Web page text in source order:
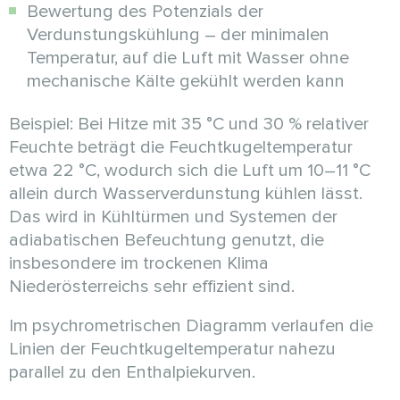
Bewertung des Potenzials der
Verdunstungskühlung – der minimalen
Temperatur, auf die Luft mit Wasser ohne
mechanische Kälte gekühlt werden kann
Beispiel: Bei Hitze mit 35 °C und 30 % relativer
Feuchte beträgt die Feuchtkugeltemperatur
etwa 22 °C, wodurch sich die Luft um 10–11 °C
allein durch Wasserverdunstung kühlen lässt.
Das wird in Kühltürmen und Systemen der
adiabatischen Befeuchtung genutzt, die
insbesondere im trockenen Klima
Niederösterreichs sehr effizient sind.
Im psychrometrischen Diagramm verlaufen die
Linien der Feuchtkugeltemperatur nahezu
parallel zu den Enthalpiekurven.